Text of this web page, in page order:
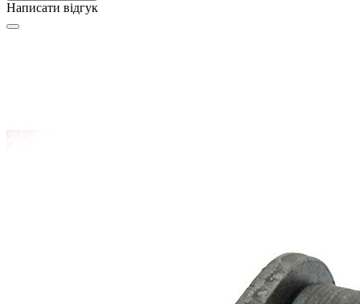
Написати відгук